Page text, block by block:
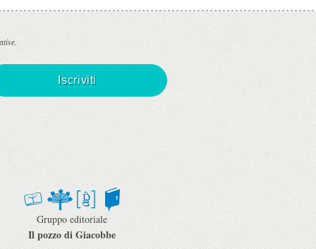
Gruppo editoriale
Il pozzo di Giacobbe